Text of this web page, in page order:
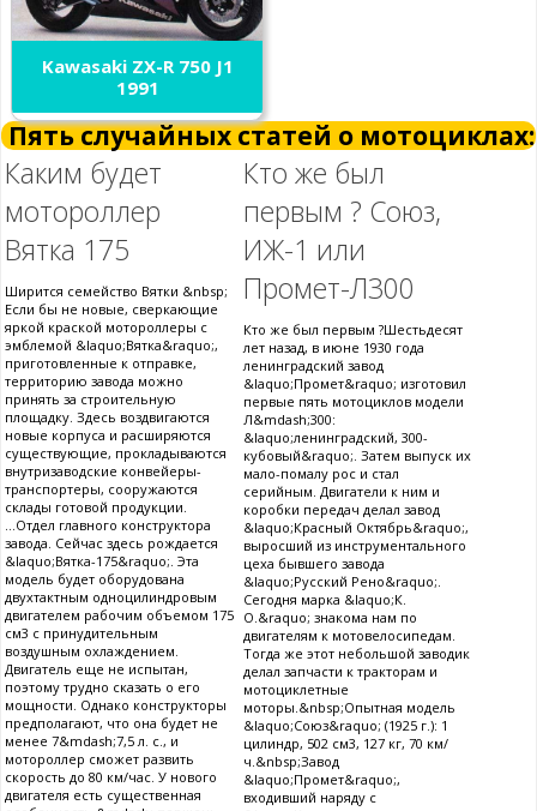
Kawasaki ZX-R 750 J1
1991
Пять случайных статей о мотоциклах:
Каким будет
мотороллер
Вятка 175
Ширится семейство Вятки &nbsp;
Если бы не новые, сверкающие
яркой краской мотороллеры с
эмблемой &laquo;Вятка&raquo;,
приготовленные к отправке,
территорию завода можно
принять за строительную
площадку. Здесь воздвигаются
новые корпуса и расширяются
существующие, прокладываются
внутризаводские конвейеры-
транспортеры, сооружаются
склады готовой продукции.
...Отдел главного конструктора
завода. Сейчас здесь рождается
&laquo;Вятка-175&raquo;. Эта
модель будет оборудована
двухтактным одноцилиндровым
двигателем рабочим объемом 175
см3 с принудительным
воздушным охлаждением.
Двигатель еще не испытан,
поэтому трудно сказать о его
мощности. Однако конструкторы
предполагают, что она будет не
менее 7&mdash;7,5 л. c., и
мотороллер сможет развить
скорость до 80 км/час. У нового
двигателя есть существенная
Кто же был
первым ? Союз,
ИЖ-1 или
Промет-Л300
Кто же был первым ?Шестьдесят
лет назад, в июне 1930 года
ленинградский завод
&laquo;Промет&raquo; изготовил
первые пять мотоциклов модели
Л&mdash;300:
&laquo;ленинградский, 300-
кубовый&raquo;. Затем выпуск их
мало-помалу рос и стал
серийным. Двигатели к ним и
коробки передач делал завод
&laquo;Красный Октябрь&raquo;,
выросший из инструментального
цеха бывшего завода
&laquo;Русский Рено&raquo;.
Сегодня марка &laquo;К.
О.&raquo; знакома нам по
двигателям к мотовелосипедам.
Тогда же этот небольшой заводик
делал запчасти к тракторам и
мотоциклетные
моторы.&nbsp;Опытная модель
&laquo;Союз&raquo; (1925 г.): 1
цилиндр, 502 см3, 127 кг, 70 км/
ч.&nbsp;Завод
&laquo;Промет&raquo;,
входивший наряду с